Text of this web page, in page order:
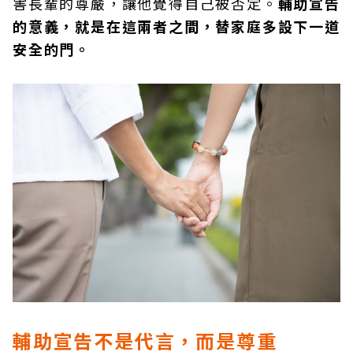
的意義，就是在這兩者之間，替家庭多設下一道
安全的門。
輔助宣告不是代言，而是尊重